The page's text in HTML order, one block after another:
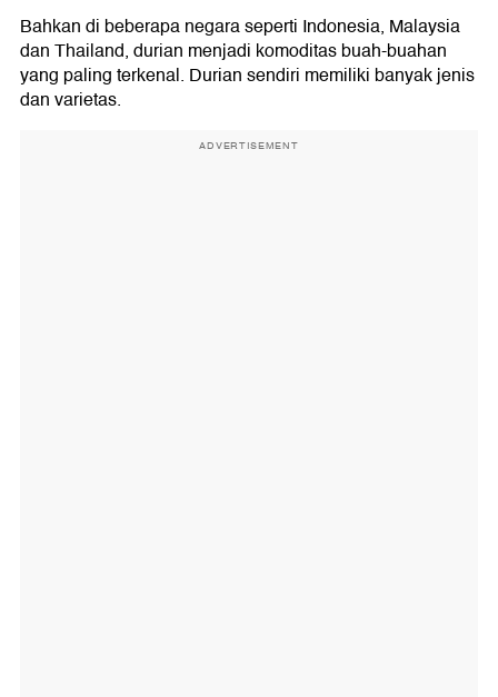
Bahkan di beberapa negara seperti Indonesia, Malaysia
dan Thailand, durian menjadi komoditas buah-buahan
yang paling terkenal. Durian sendiri memiliki banyak jenis
dan varietas.
ADVERTISEMENT